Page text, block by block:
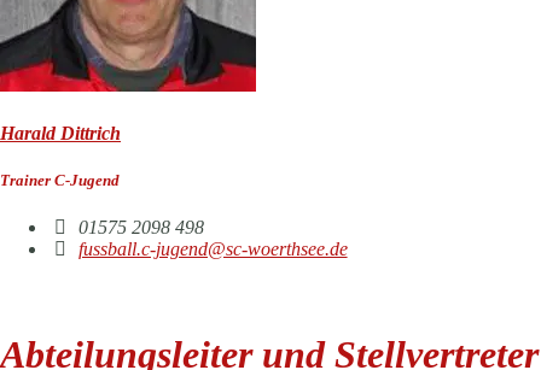
Harald Dittrich
Trainer C-Jugend
01575 2098 498
fussball.c-jugend@sc-woerthsee.de
Abteilungsleiter und Stellvertreter